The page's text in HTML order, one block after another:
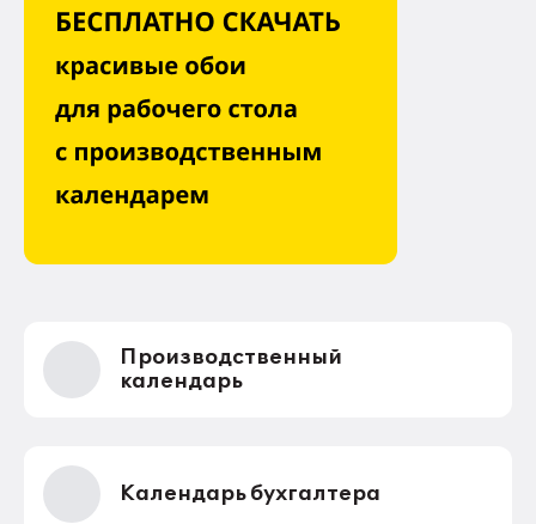
Производственный
календарь
Календарь бухгалтера